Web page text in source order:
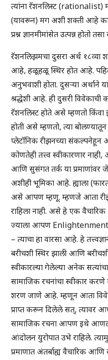
त्यांना रॅशनलिस्ट (rationalist)
(यावरून) मग अशी शक्ती आहे का
प्रश्न ज्ञानमीमांसेत उत्पन्न होतो तसा
रॅशनलिझमचा दुसरा अर्थ १८व्या
आहे, हळूहळू स्थिर होत आहे.
अनुभवाशी होता. दुसऱ्या अर्थाने
श्रद्धेशी आहे. ही दुसरी
रॅशनलिस्ट होते असे म्हणतो
होती असे म्हणतो, त्या
प्लेटॉनिक रीझनच्या संकल्पनेहून
कोणतेही तत्त्व स्वीकारणार
आणि सुसंगत तर्क या प्रमाणांवर
अशीही भूमिका आहे. ह्याला
असे आपण म्हणू. म्हणजे आता रीझन
राहिला नाही. असे हे एक
ज्याला आपण Enlightenment
– त्याचा हा वारसा आहे. हे
बरीचशी स्थिर झाली आणि
स्वीकारल्या गेलेल्या अनेक
सामाजिक रचनांचा स्वीकार
शरण जाणे आहे. म्हणून आता
प्राप्त करून दिलेले सत्, त्यावर
सामाजिक रचना आपण इथे
आंदोलन युरोपात उभे राहिले.
प्रमाणात अंतर्बाह्य वैचारिक आणि